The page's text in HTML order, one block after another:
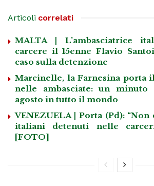
Articoli correlati
MALTA | L’ambasciatrice
carcere il 15enne Flavio
caso sulla detenzione
Marcinelle, la Farnesina porta
nelle ambasciate: un
agosto in tutto il mondo
VENEZUELA | Porta (Pd):
italiani detenuti nelle
[FOTO]